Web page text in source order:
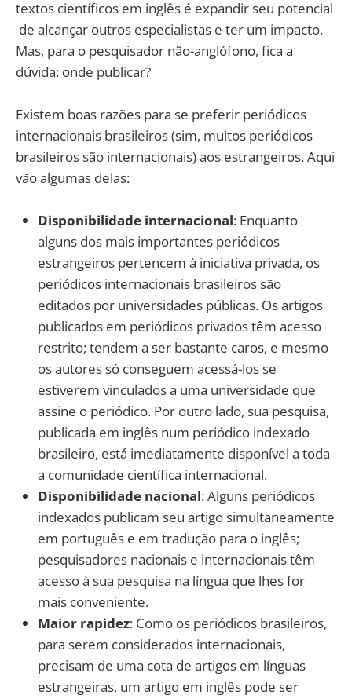
textos científicos em inglês é expandir seu potencial
de alcançar outros especialistas e ter um impacto.
Mas, para o pesquisador não-anglófono, fica a
dúvida: onde publicar?
Existem boas razões para se preferir periódicos
internacionais brasileiros (sim, muitos periódicos
brasileiros são internacionais) aos estrangeiros. Aqui
vão algumas delas:
Disponibilidade internacional: Enquanto
alguns dos mais importantes periódicos
estrangeiros pertencem à iniciativa privada, os
periódicos internacionais brasileiros são
editados por universidades públicas. Os artigos
publicados em periódicos privados têm acesso
restrito; tendem a ser bastante caros, e mesmo
os autores só conseguem acessá-los se
estiverem vinculados a uma universidade que
assine o periódico. Por outro lado, sua pesquisa,
publicada em inglês num periódico indexado
brasileiro, está imediatamente disponível a toda
a comunidade científica internacional.
Disponibilidade nacional: Alguns periódicos
indexados publicam seu artigo simultaneamente
em português e em tradução para o inglês;
pesquisadores nacionais e internacionais têm
acesso à sua pesquisa na língua que lhes for
mais conveniente.
Maior rapidez: Como os periódicos brasileiros,
para serem considerados internacionais,
precisam de uma cota de artigos em línguas
estrangeiras, um artigo em inglês pode ser